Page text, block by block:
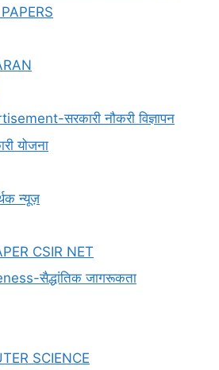
सरकारी नौकरी विज्ञापन
योजना
न्यूज़
CSIR NET
सैद्धांतिक जागरूकता
SCIENCE